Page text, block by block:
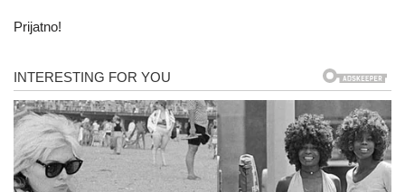
Prijatno!